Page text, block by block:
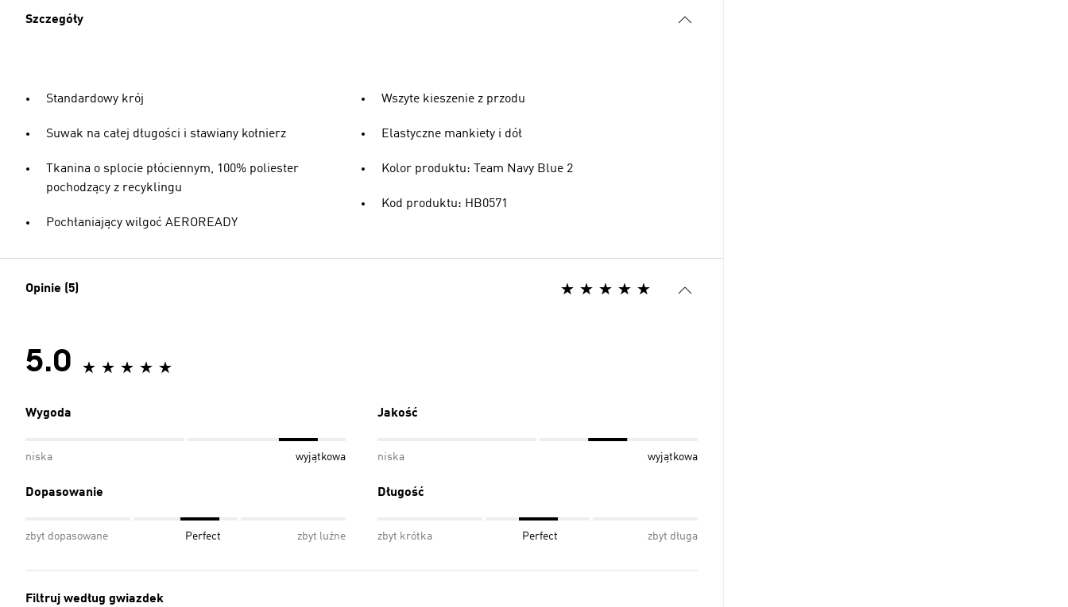
Szczegóły
Standardowy krój
Suwak na całej długości i stawiany kołnierz
Tkanina o splocie płóciennym, 100% poliester
pochodzący z recyklingu
Pochłaniający wilgoć AEROREADY
Wszyte kieszenie z przodu
Elastyczne mankiety i dół
Kolor produktu: Team Navy Blue 2
Kod produktu: HB0571
Opinie (5)
5.0
Wygoda
niska wyjątkowa
Jakość
niska wyjątkowa
Dopasowanie
zbyt dopasowane Perfect zbyt luźne
Długość
zbyt krótka Perfect zbyt długa
Filtruj według gwiazdek